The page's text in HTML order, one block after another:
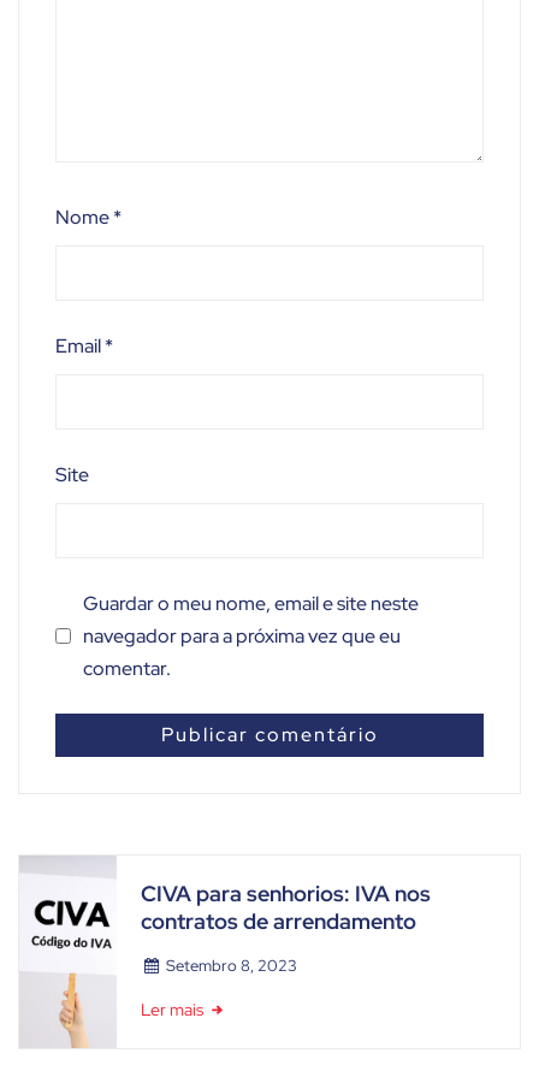
Nome*
Email*
Site
Guardar o meu nome, email e site neste
navegador para a próxima vez que eu
comentar.
CIVA para senhorios: IVA nos
contratos de arrendamento
Setembro 8, 2023
Ler mais